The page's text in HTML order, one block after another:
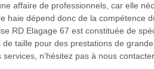
affaire de professionnels, car elle
haie dépend donc de la compétence
RD Elagage 67 est constituée de
taille pour des prestations de
n’hésitez pas à nous contacter.